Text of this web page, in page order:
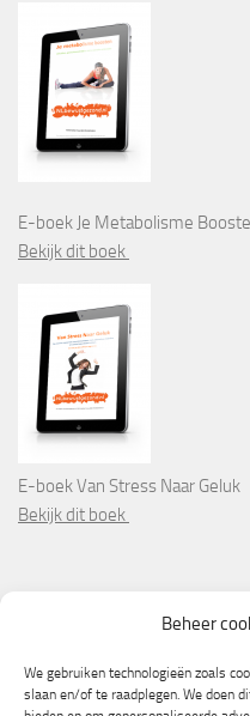
Beheer
We gebruiken technologieën zoals
slaan en/of te raadplegen. We doen
E-boek Je Metabolisme
Bekijk dit boek
E-boek Van Stress Naar Geluk
Bekijk dit boek